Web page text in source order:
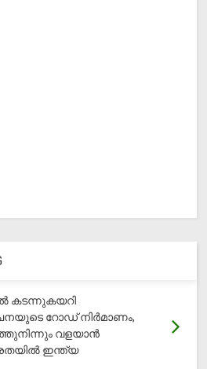
കടന്നുകയറി
റോഡ് നിർമാണം,
വളയാൻ
ഇന്ത്യ